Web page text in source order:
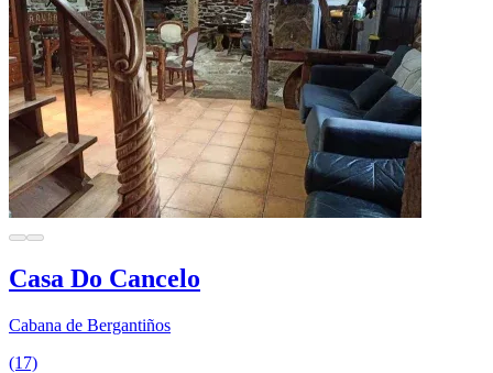
Casa Do Cancelo
Cabana de Bergantiños
(17)